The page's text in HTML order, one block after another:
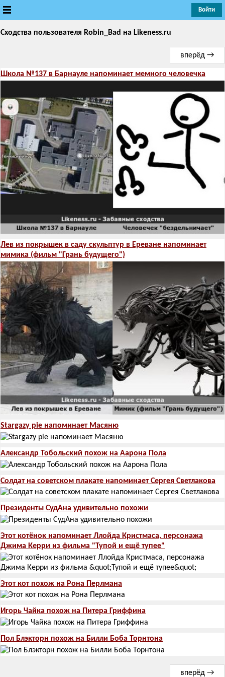
Войти
Новые
Кандидаты
Случайное сходство 👍
Создать сходство
Для публикации необходима авторизация
Сходства пользователя Robin_Bad на Likeness.ru
вперёд →
Школа №137 в Барнауле напоминает мемного человечка
Лев из покрышек в саду скульптур в Ереване напоминает
мимика (фильм "Грань будущего")
Stargazy pie напоминает Масяню
Александр Тобольский похож на Аарона Пола
Солдат на советском плакате напоминает Сергея Светлакова
Президенты СудАна удивительно похожи
Этот котёнок напоминает Ллойда Кристмаса, персонажа
Джима Керри из фильма "Тупой и ещё тупее"
Этот кот похож на Рона Перлмана
Игорь Чайка похож на Питера Гриффина
Пол Блэкторн похож на Билли Боба Торнтона
вперёд →